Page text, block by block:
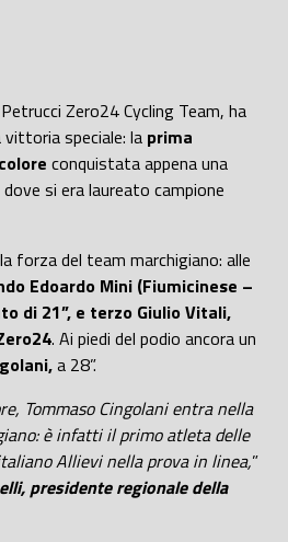
Zero24 Cycling Team, ha
speciale: la prima
conquistata appena una
si era laureato campione
forza del team marchigiano: alle
Edoardo Mini (Fiumicinese –
di 21”, e terzo Giulio Vitali,
. Ai piedi del podio ancora un
a 28”.
Tommaso Cingolani entra nella
è infatti il primo atleta delle
Allievi nella prova in linea,”
presidente regionale della